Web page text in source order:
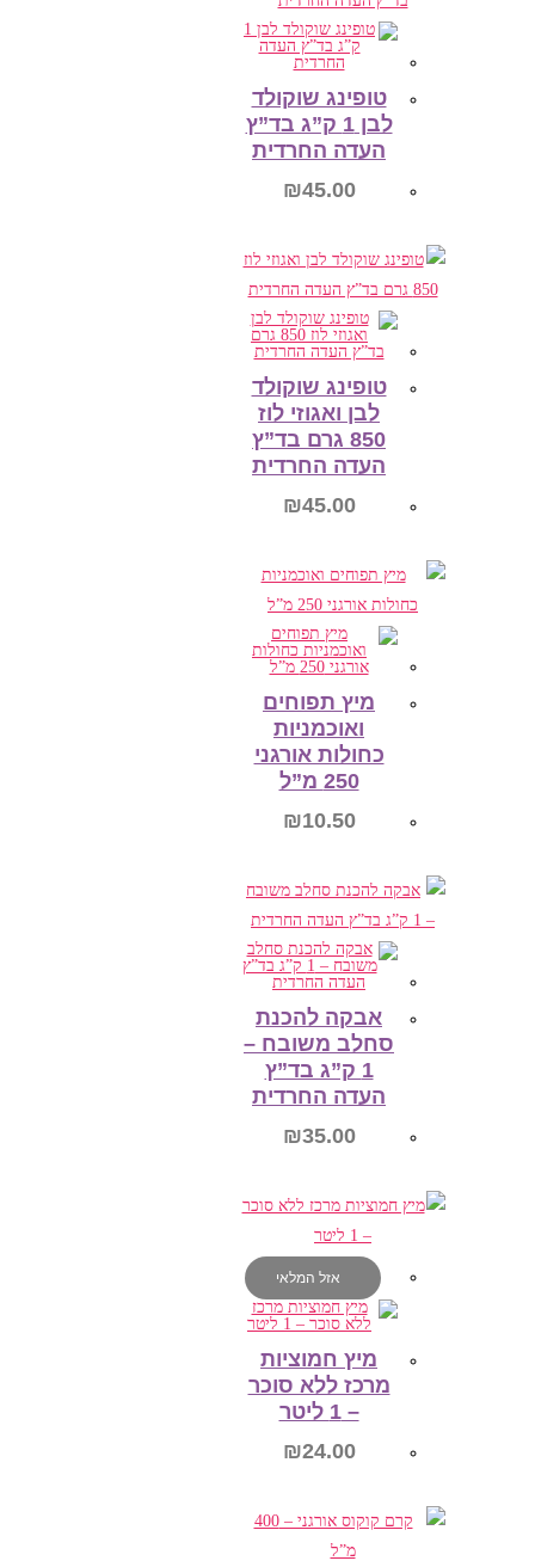
הוספה לסל
טופינג שוקולד
לבן 1 ק”ג בד”ץ
העדה החרדית
₪45.00
הוספה לסל
טופינג שוקולד
לבן ואגוזי לוז
850 גרם בד”ץ
העדה החרדית
₪45.00
הוספה לסל
מיץ תפוחים
ואוכמניות
כחולות אורגני
250 מ”ל
₪10.50
הוספה לסל
אבקה להכנת
סחלב משובח –
1 ק”ג בד”ץ
העדה החרדית
₪35.00
הוספה לסל
אזל המלאי
מיץ חמוציות
מרכז ללא סוכר
– 1 ליטר
₪24.00